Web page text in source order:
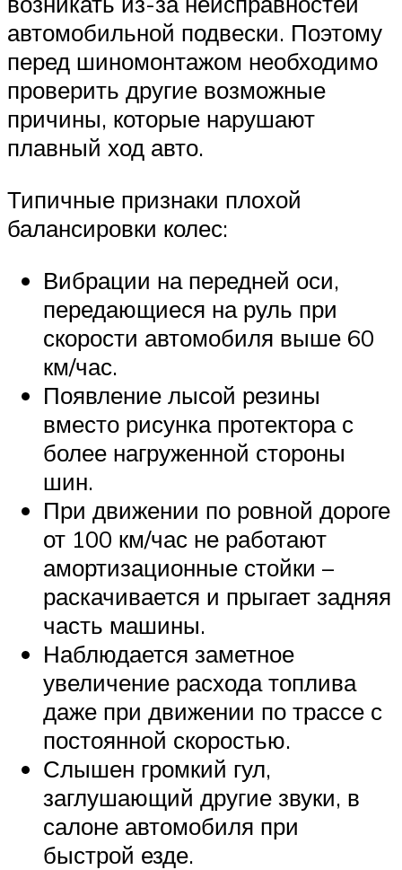
автомобильной подвески. Поэтому
перед шиномонтажом необходимо
проверить другие возможные
причины, которые нарушают
плавный ход авто.
Типичные признаки плохой
балансировки колес:
Вибрации на передней оси,
передающиеся на руль при
скорости автомобиля выше 60
км/час.
Появление лысой резины
вместо рисунка протектора с
более нагруженной стороны
шин.
При движении по ровной дороге
от 100 км/час не работают
амортизационные стойки –
раскачивается и прыгает задняя
часть машины.
Наблюдается заметное
увеличение расхода топлива
даже при движении по трассе с
постоянной скоростью.
Слышен громкий гул,
заглушающий другие звуки, в
салоне автомобиля при
быстрой езде.